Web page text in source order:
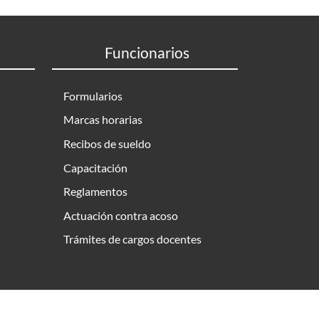
Funcionarios
Formularios
Marcas horarias
Recibos de sueldo
Capacitación
Reglamentos
Actuación contra acoso
Trámites de cargos docentes